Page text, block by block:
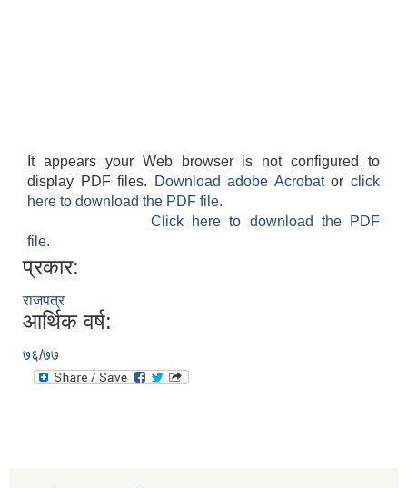
It appears your Web browser is not configured to
display PDF files.
Download adobe Acrobatorclick
here to download the PDF file.
Click here to download the PDF
file.
प्रकार:
राजपत्र
आर्थिक वर्ष:
७६/७७